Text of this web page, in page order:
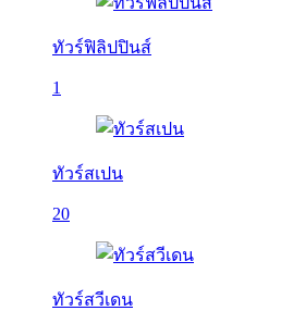
ทัวร์ฟิลิปปินส์
1
ทัวร์สเปน
20
ทัวร์สวีเดน